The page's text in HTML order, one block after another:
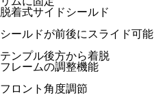
脱着式サイドシールド
シールドが前後にスライド可能
テンプル後方から着脱
フレームの調整機能
フロント角度調節